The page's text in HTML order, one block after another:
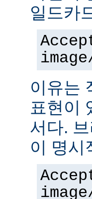
일드카
이유는
표현이
서다.
이 명시